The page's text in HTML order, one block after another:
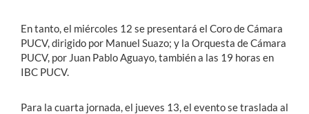
En tanto, el miércoles 12 se presentará el Coro de Cámara
PUCV, dirigido por Manuel Suazo; y la Orquesta de Cámara
PUCV, por Juan Pablo Aguayo, también a las 19 horas en
IBC PUCV.
Para la cuarta jornada, el jueves 13, el evento se traslada al